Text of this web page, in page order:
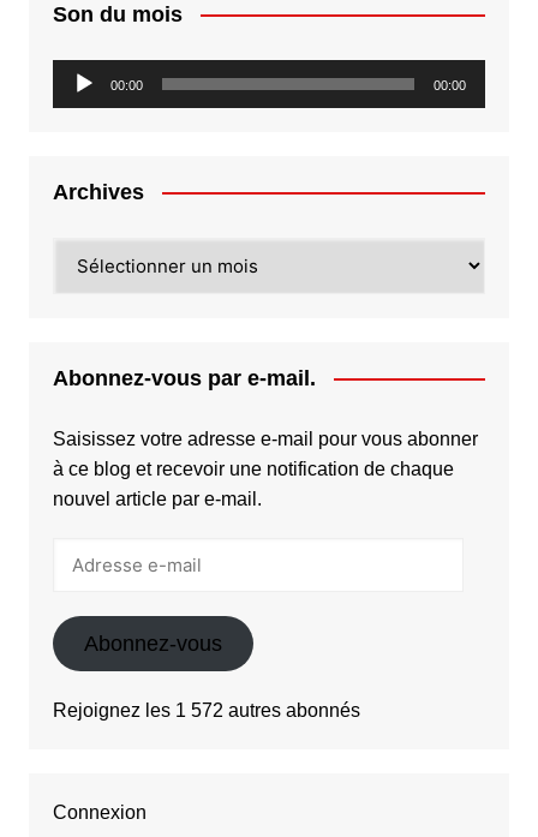
Son du mois
Lecteur
audio
00:00 00:00
Archives
Abonnez-vous par e-mail.
Saisissez votre adresse e-mail pour vous abonner
à ce blog et recevoir une notification de chaque
nouvel article par e-mail.
Abonnez-vous
Rejoignez les 1 572 autres abonnés
Connexion